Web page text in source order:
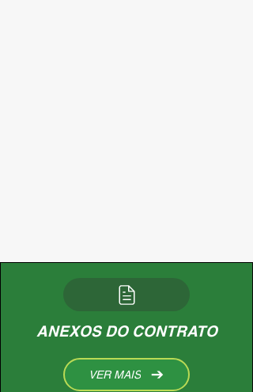
ANEXOS DO CONTRATO
VER MAIS